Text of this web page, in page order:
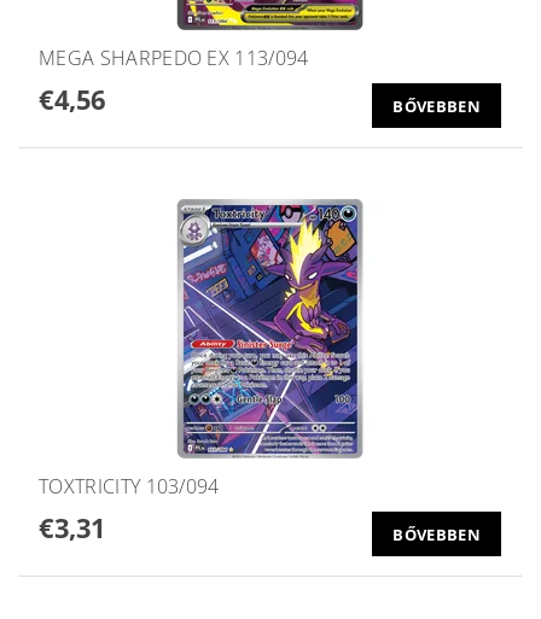
MEGA SHARPEDO EX 113/094
€4,56 BŐVEBBEN
TOXTRICITY 103/094
€3,31 BŐVEBBEN